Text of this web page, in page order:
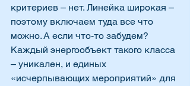
критериев – нет. Линейка широкая –
поэтому включаем туда все что
можно. А если что-то забудем?
Каждый энергообъект такого класса
– уникален, и единых
«исчерпывающих мероприятий» для